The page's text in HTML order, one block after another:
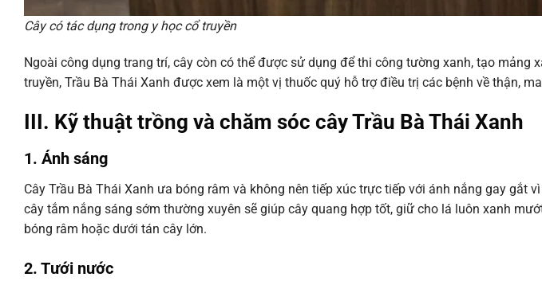
Cây có tác dụng trong y học cổ truyền
Ngoài công dụng trang trí, cây còn có thể được sử dụng để thi công tường xanh, tạo mảng
truyền, Trầu Bà Thái Xanh được xem là một vị thuốc quý hỗ trợ điều trị các bệnh về thận,
III. Kỹ thuật trồng và chăm sóc cây Trầu Bà Thái Xanh
1. Ánh sáng
Cây Trầu Bà Thái Xanh ưa bóng râm và không nên tiếp xúc trực tiếp với ánh nắng gay gắt
cây tắm nắng sáng sớm thường xuyên sẽ giúp cây quang hợp tốt, giữ cho lá luôn xanh
bóng râm hoặc dưới tán cây lớn.
2. Tưới nước